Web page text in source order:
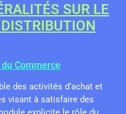
SUR LE
Commerce
des activités d’achat et
visant à satisfaire des